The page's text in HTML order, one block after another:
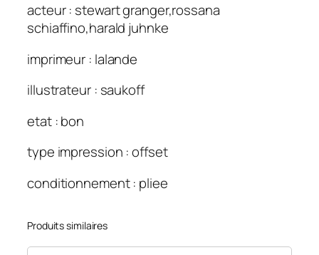
acteur : stewart granger,rossana
schiaffino,harald juhnke
imprimeur : lalande
illustrateur : saukoff
etat : bon
type impression : offset
conditionnement : pliee
Produits similaires